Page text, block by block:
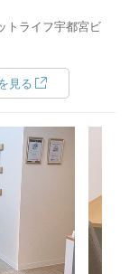
トライフ宇都宮ビ
見る